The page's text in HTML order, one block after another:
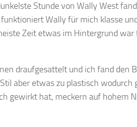
Stunde von Wally West
Wally für mich klasse
Zeit etwas im Hintergrund
draufgesattelt und ich fand den
aber etwas zu plastisch wodurch
gewirkt hat, meckern auf hohem